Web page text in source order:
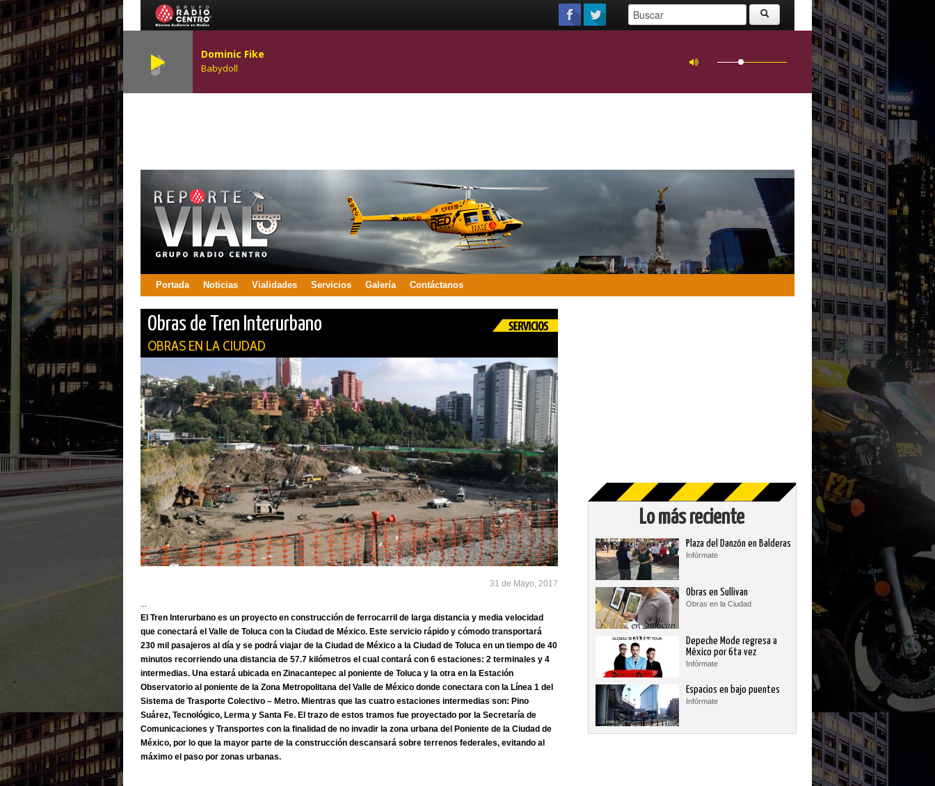
Dominic Fike
Babydoll
Portada Noticias Vialidades Servicios Galería Contáctanos
Obras de Tren Interurbano
OBRAS EN LA CIUDAD
31 de Mayo, 2017
...
El Tren Interurbano es un proyecto en construcción de ferrocarril de larga distancia y media velocidad
que conectará el Valle de Toluca con la Ciudad de México. Este servicio rápido y cómodo transportará
230 mil pasajeros al día y se podrá viajar de la Ciudad de México a la Ciudad de Toluca en un tiempo de 40
minutos recorriendo una distancia de 57.7 kilómetros el cual contará con 6 estaciones: 2 terminales y 4
intermedias. Una estará ubicada en Zinacantepec al poniente de Toluca y la otra en la Estación
Observatorio al poniente de la Zona Metropolitana del Valle de México donde conectara con la Línea 1 del
Sistema de Trasporte Colectivo – Metro. Mientras que las cuatro estaciones intermedias son: Pino
Suárez, Tecnológico, Lerma y Santa Fe. El trazo de estos tramos fue proyectado por la Secretaría de
Comunicaciones y Transportes con la finalidad de no invadir la zona urbana del Poniente de la Ciudad de
México, por lo que la mayor parte de la construcción descansará sobre terrenos federales, evitando al
máximo el paso por zonas urbanas.
Lo más reciente
Plaza del Danzón en Balderas
Infórmate
Obras en Sullivan
Obras en la Ciudad
Depeche Mode regresa a
México por 6ta vez
Infórmate
Espacios en bajo puentes
Infórmate